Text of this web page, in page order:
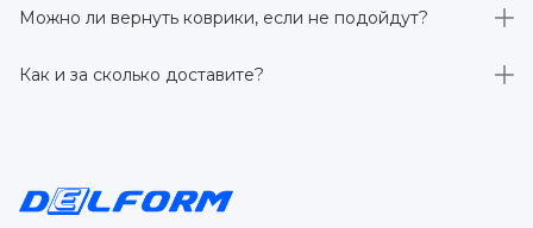
производителя 3 года. Если в течение этого срока
обнаружится производственный дефект – заменим
Можно ли вернуть коврики, если не подойдут?
заказанного дистанционно,без объяснения причин –
при условии сохранения товарного вида. Если коврик не
Как и за сколько доставите?